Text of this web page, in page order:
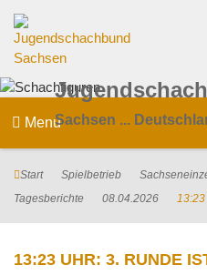
Sachsen ...
Menu
Start Spielbetrieb
Tagesberichte
08.04.2026
13:23 UHR: 3. RUNDE